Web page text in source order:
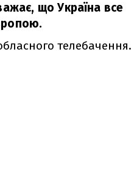
що Україна все
телебачення.